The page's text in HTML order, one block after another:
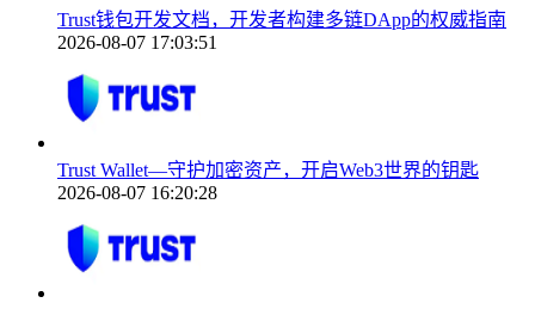
Trust钱包开发文档，开发者构建多链DApp的权威指南
2026-08-07 17:03:51
Trust Wallet—守护加密资产，开启Web3世界的钥匙
2026-08-07 16:20:28